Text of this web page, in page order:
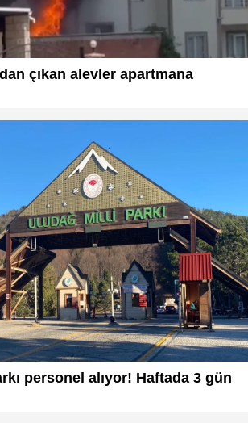
çıkan alevler apartmana
personel alıyor! Haftada 3 gün